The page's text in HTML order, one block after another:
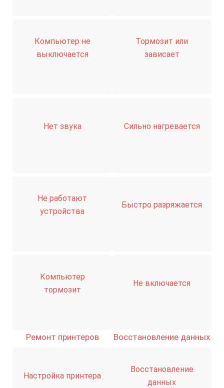
Компьютер не
выключается
Нет звука
Не работают
устройства
Компьютер
тормозит
Ремонт принтеров
Настройка принтера
Тормозит или
зависает
Сильно нагревается
Быстро разряжается
Не включается
Восстановление данных
Восстановление
данных